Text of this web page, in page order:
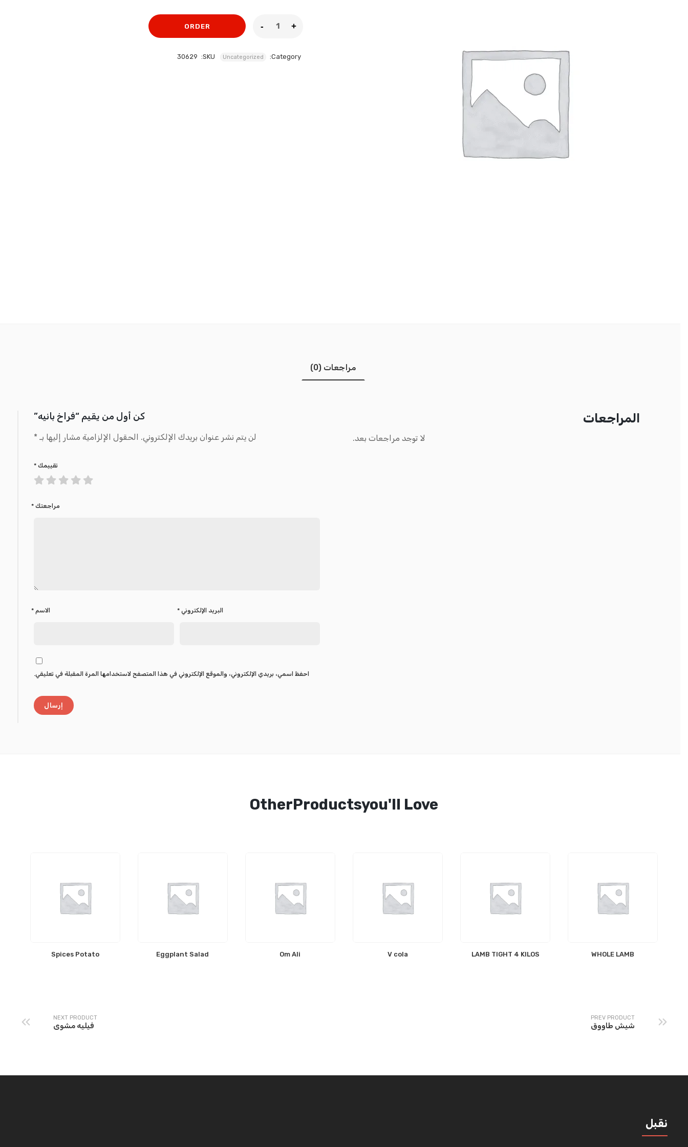
ORDER
Category:
Uncategorized
SKU:
30629
مراجعات (0)
المراجعات
لا توجد مراجعات بعد.
كن أول من يقيم “فراخ بانيه”
لن يتم نشر عنوان بريدك الإلكتروني. الحقول الإلزامية مشار إليها بـ *
تقييمك *
مراجعتك *
الاسم * البريد الإلكتروني *
احفظ اسمي، بريدي الإلكتروني، والموقع الإلكتروني في هذا المتصفح لاستخدامها المرة المقبلة في تعليقي.
OtherProductsyou'll Love
WHOLE LAMB
LAMB TIGHT 4 KILOS
V cola
Om Ali
Eggplant Salad
Spices Potato
PREV PRODUCT
شيش طاووق
NEXT PRODUCT
فيليه مشوى
نقبل